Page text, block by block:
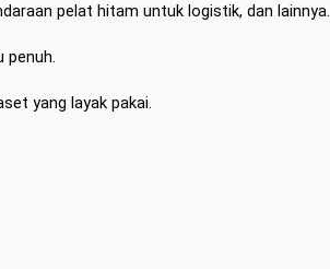
pelat hitam untuk logistik, dan lainnya.
penuh.
yang layak pakai.